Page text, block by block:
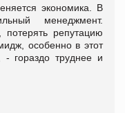
экономика. В
менеджмент.
репутацию
особенно в этот
- гораздо труднее и